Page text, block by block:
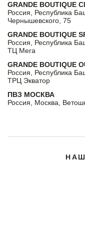
GRANDE BOUTIQUE
Россия, Республика
Чернышевского, 75
GRANDE BOUTIQUE
Россия, Республика
ТЦ Мега
GRANDE BOUTIQUE
Россия, Республика
ТРЦ Экватор
ПВЗ МОСКВА
Россия, Москва,